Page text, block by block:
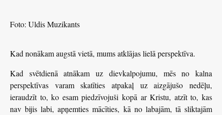
Foto: Uldis Muzikants
Kad nonākam augstā vietā, mums atklājas lielā perspektīva.
Kad svētdienā atnākam uz dievkalpojumu, mēs no kalna
perspektīvas varam skatīties atpakaļ uz aizgājušo nedēļu,
ieraudzīt to, ko esam piedzīvojuši kopā ar Kristu, atzīt to, kas
nav bijis labi, apņemties mācīties, kā no labajām, tā sliktajām